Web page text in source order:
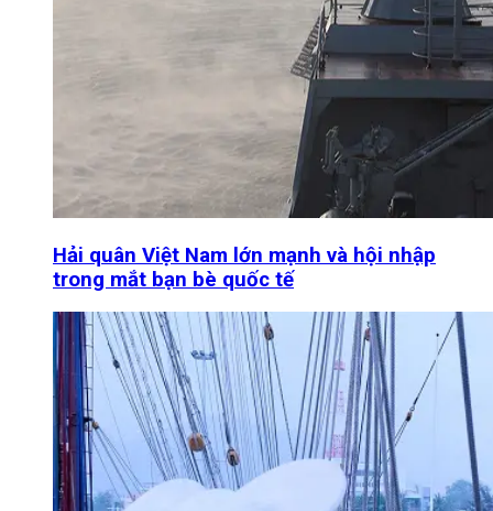
Hải quân Việt Nam lớn mạnh và hội nhập
trong mắt bạn bè quốc tế